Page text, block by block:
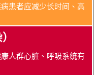
患者应减少长时间、高
人群心脏、呼吸系统有